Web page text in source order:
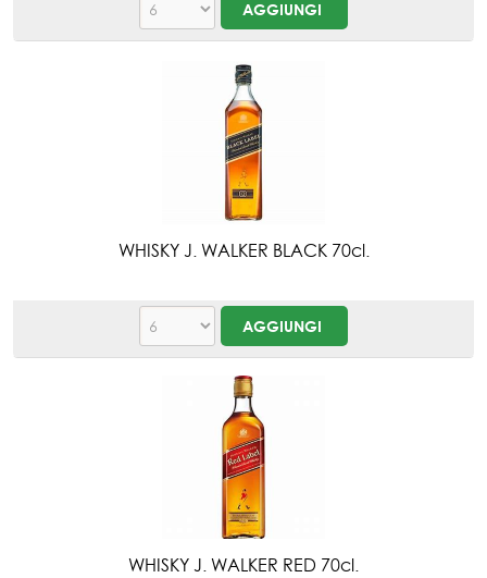
WHISKY J. WALKER BLACK 70cl.
WHISKY J. WALKER RED 70cl.